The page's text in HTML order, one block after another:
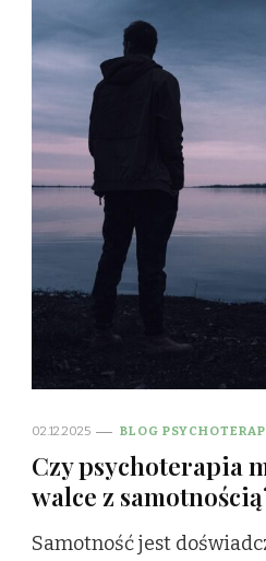
02.12.2025 BLOG
Czy psychoterapia
walce z
Samotność jest